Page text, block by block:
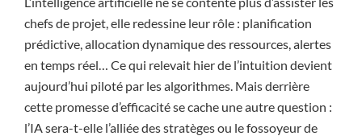
chefs de projet, elle redessine leur rôle : planification
prédictive, allocation dynamique des ressources, alertes
en temps réel… Ce qui relevait hier de l’intuition devient
aujourd’hui piloté par les algorithmes. Mais derrière
cette promesse d’efficacité se cache une autre question :
l’IA sera-t-elle l’alliée des stratèges ou le fossoyeur de